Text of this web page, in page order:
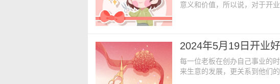
意义和价值，所以说，对于开
忌】：辛不合酱主人不尝 巳不
2024年5月19日开业
每一位老板在创办自己事业的
来生意的发展，更关系到他们